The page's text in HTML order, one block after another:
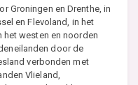
Groningen en Drenthe, in
en Flevoland, in het
het westen en noorden
door de
verbonden met
Vlieland,